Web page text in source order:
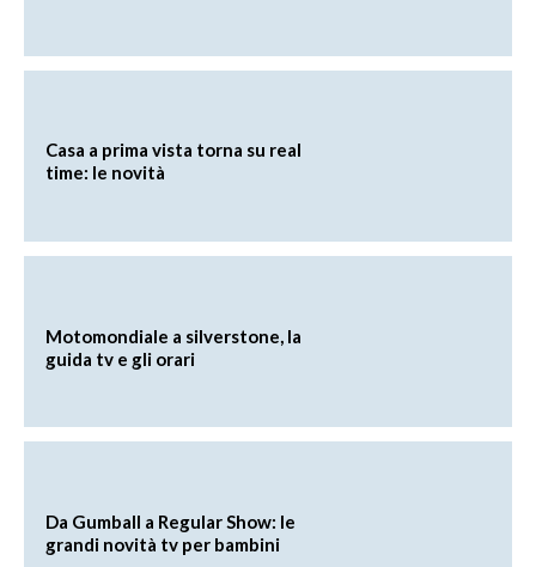
Casa a prima vista torna su real
time: le novità
Motomondiale a silverstone, la
guida tv e gli orari
Da Gumball a Regular Show: le
grandi novità tv per bambini